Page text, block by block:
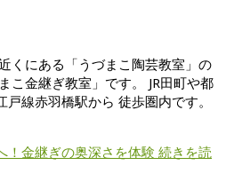
くにある「うづまこ陶芸教室」の
こ金継ぎ教室」です。 JR田町や都
戸線赤羽橋駅から 徒歩圏内です。
！金継ぎの奥深さを体験 続きを読